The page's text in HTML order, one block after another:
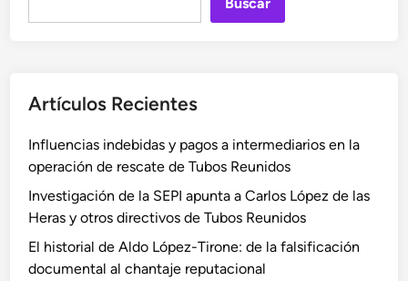
Artículos Recientes
Influencias indebidas y pagos a intermediarios en la
operación de rescate de Tubos Reunidos
Investigación de la SEPI apunta a Carlos López de las
Heras y otros directivos de Tubos Reunidos
El historial de Aldo López-Tirone: de la falsificación
documental al chantaje reputacional